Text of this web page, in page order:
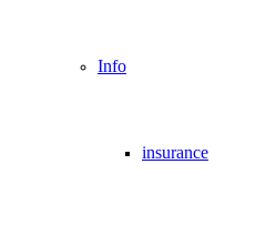
Info
insurance